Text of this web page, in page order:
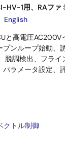
HV-1用、RAファ
English
と高電圧
ンループ始動
調検出、フラ
ラメータ設定、
クトル制御